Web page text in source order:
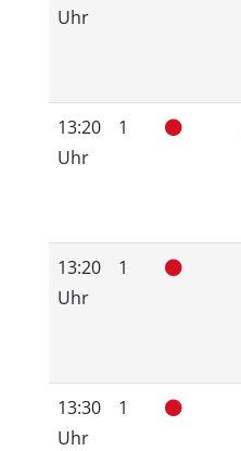
Uhr
13:20
Uhr
1
13:20
Uhr
1
13:30
Uhr
1